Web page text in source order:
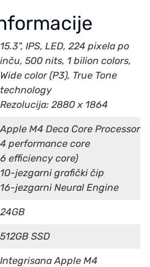
15.3", IPS, LED, 224 pixela po
inču, 500 nits, 1 bilion colors,
Wide color (P3), True Tone
technology
Rezolucija: 2880 x 1864
Apple M4 Deca Core Processor
4 performance core
6 efficiency core)
10-jezgarni grafički čip
16-jezgarni Neural Engine
24GB
512GB SSD
Integrisana Apple M4